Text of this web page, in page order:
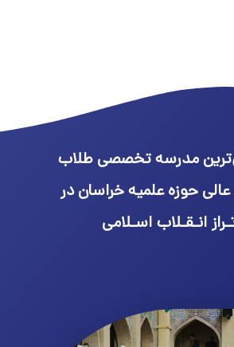
مدرسه تخصصی طلاب
حوزه علمیه خراسان در
انـقـلاب اسـلامی